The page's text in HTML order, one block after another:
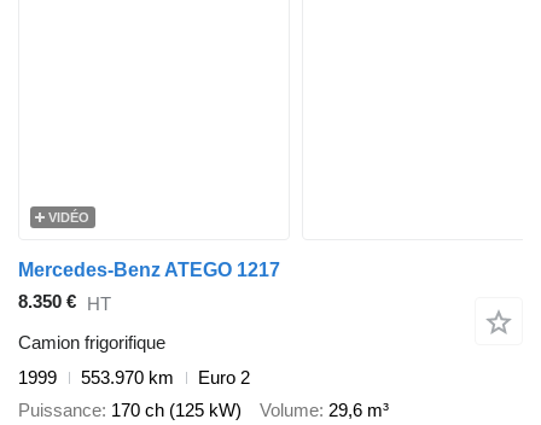
VIDÉO
Mercedes-Benz ATEGO 1217
8.350 € HT
Camion frigorifique
1999
553.970 km
Euro 2
Puissance 170 ch (125 kW) Volume 29,6 m³